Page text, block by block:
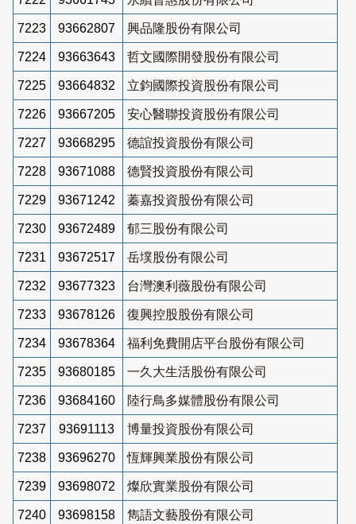
7223 93662807 興品隆股份有限公司
7224 93663643 哲文國際開發股份有限公司
7225 93664832 立鈞國際投資股份有限公司
7226 93667205 安心醫聯投資股份有限公司
7227 93668295 德誼投資股份有限公司
7228 93671088 德賢投資股份有限公司
7229 93671242 蓁嘉投資股份有限公司
7230 93672489 郁三股份有限公司
7231 93672517 岳墣股份有限公司
7232 93677323 台灣澳利薇股份有限公司
7233 93678126 復興控股股份有限公司
7234 93678364 福利免費開店平台股份有限公司
7235 93680185 一久大生活股份有限公司
7236 93684160 陸行鳥多媒體股份有限公司
7237 93691113 博量投資股份有限公司
7238 93696270 恆輝興業股份有限公司
7239 93698072 燦欣實業股份有限公司
7240 93698158 雋語文藝股份有限公司